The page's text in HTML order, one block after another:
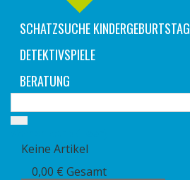
SCHATZSUCHE KINDERGEBURTSTAG
DETEKTIVSPIELE
BERATUNG
Keine Artikel
0,00 € Gesamt